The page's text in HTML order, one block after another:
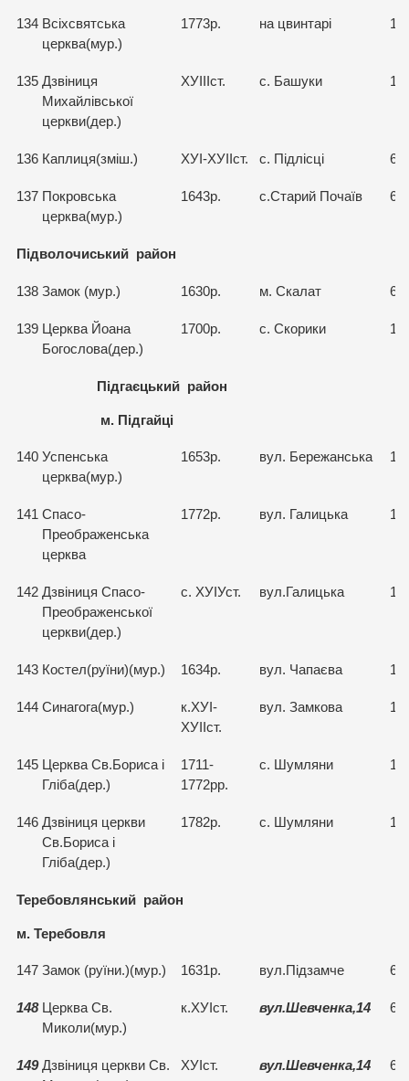
134 Всіхсвятська
церква(мур.)
1773р. на цвинтарі
135 Дзвіниця
Михайлівської
церкви(дер.)
ХУІІІст. с. Башуки
136 Каплиця(зміш.) ХУІ-ХУІІст. с. Підлісці
137 Покровська
церква(мур.)
1643р. с.Старий Почаїв
Підволочиський район
138 Замок (мур.) 1630р. м. Скалат 67
139 Церква Йоана
Богослова(дер.)
1700р. с. Скорики
Підгаєцький район
м. Підгайці
140 Успенська
церква(мур.)
1653р. вул. Бережанська
141 Спасо-
Преображенська
церква
1772р. вул. Галицька
142 Дзвіниця Спасо-
Преображенської
церкви(дер.)
с. ХУІУст. вул.Галицька
143 Костел(руїни)(мур.) 1634р. вул. Чапаєва
144 Синагога(мур.)
к.ХУІ-
ХУІІст.
вул. Замкова
145 Церква Св.Бориса і
Гліба(дер.)
1711-
1772рр.
с. Шумляни
146 Дзвіниця церкви
Св.Бориса і
Гліба(дер.)
1782р. с. Шумляни
Теребовлянський район
м. Теребовля
147 Замок (руїни.)(мур.) 1631р. вул.Підзамче
148 Церква Св.
Миколи(мур.)
к.ХУІст. вул.Шевченка,14
149 Дзвіниця церкви Св.
ХУІст. вул.Шевченка,14